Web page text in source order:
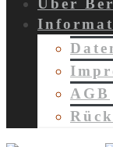
Über
AGB